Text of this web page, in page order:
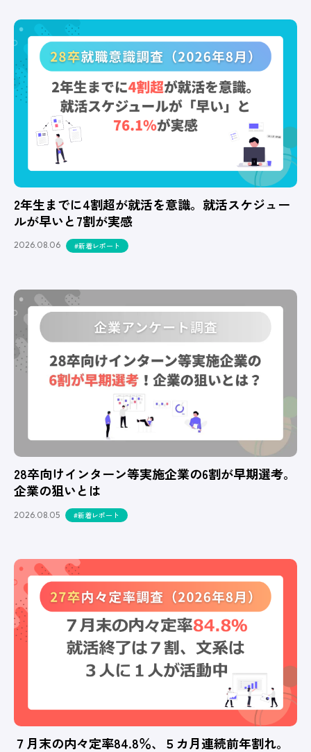
2年生までに4割超が就活を意識。就活スケジュー
ルが早いと7割が実感
2026.08.06 #新着レポート
28卒向けインターン等実施企業の6割が早期選考。
企業の狙いとは
2026.08.05 #新着レポート
７月末の内々定率84.8％、５カ月連続前年割れ。